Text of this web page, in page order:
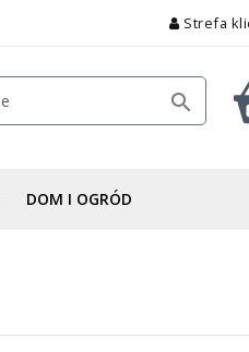
Strefa

DOM I OGRÓD